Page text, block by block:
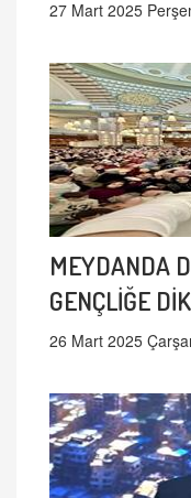
27 Mart 2025
MEYDANDA
GENÇLİĞE
26 Mart 2025